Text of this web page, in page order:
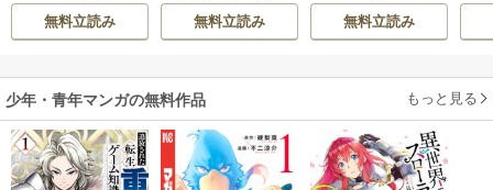
無料立読み
れ流す ～公爵家
の落ちこぼれ令
を掴み取る～
もんど/ あんべよ
しろう
無料立読み
無料立読み
少年・青年マンガの無料作品 もっと見る